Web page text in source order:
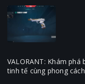
VALORANT: Khám
tinh tế cùng phong